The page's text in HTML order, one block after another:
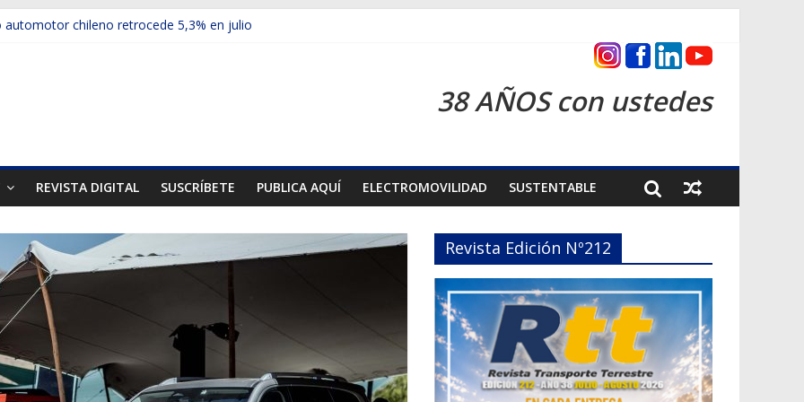
automotor chileno retrocede 5,3% en julio
presentó la recién estrenada Bolden en la Expo Compras Públicas 2026
mercado internacional en lanzar la nueva Maxus T70
38 AÑOS con ustedes
REVISTA DIGITAL SUSCRÍBETE PUBLICA AQUÍ ELECTROMOVILIDAD SUSTENTABLE
Revista Edición Nº212